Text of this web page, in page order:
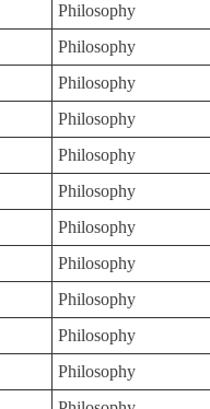
Philosophy
Philosophy
Philosophy
Philosophy
Philosophy
Philosophy
Philosophy
Philosophy
Philosophy
Philosophy
Philosophy